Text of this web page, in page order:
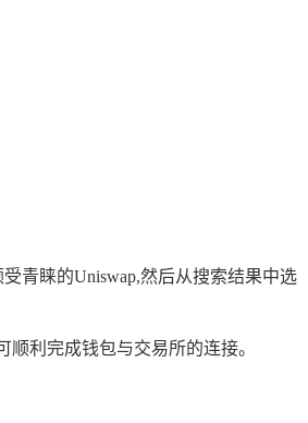
青睐的Uniswap,然后从搜索结果中选
利完成钱包与交易所的连接。